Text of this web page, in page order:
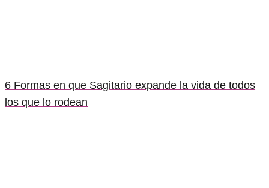
6 Formas en que Sagitario expande la vida de todos
los que lo rodean